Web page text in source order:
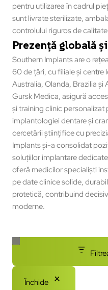
pentru utilizarea în cadrul
sunt livrate sterilizate,
controlului riguros de
Prezență globală
Southern Implants are o
60 de țări, cu filiale și centre
Australia, Olanda, Brazilia și
Gursk Medica, asigură
și training clinic
implantologiei dentare și
cercetării științifice cu
Implants și-a consolidat
soluțiilor implantare
oferă medicilor specialiști
pe date clinice solide,
protetică, contribuind
moderne.
Închide